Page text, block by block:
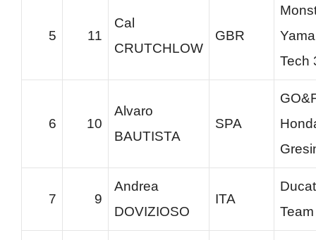
5 11
Cal
CRUTCHLOW
GBR
Tech
6 10
Alvaro
BAUTISTA
SPA
7 9
Andrea
DOVIZIOSO
ITA
Team